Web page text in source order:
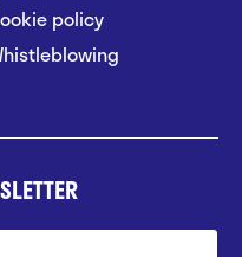
policy